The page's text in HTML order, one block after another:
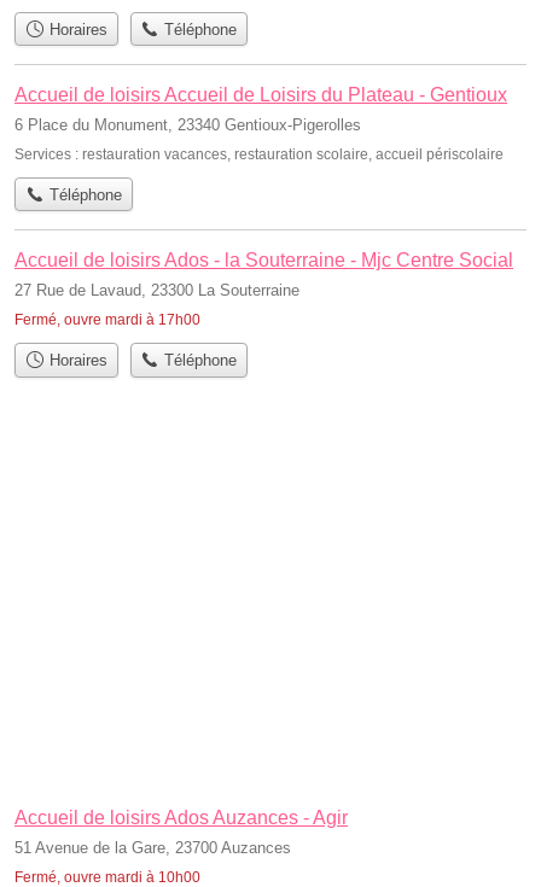
Horaires Téléphone
Accueil de loisirs Accueil de Loisirs du Plateau - Gentioux
6 Place du Monument, 23340 Gentioux-Pigerolles
Services : restauration vacances, restauration scolaire, accueil périscolaire
Téléphone
Accueil de loisirs Ados - la Souterraine - Mjc Centre Social
27 Rue de Lavaud, 23300 La Souterraine
Fermé, ouvre mardi à 17h00
Horaires Téléphone
Accueil de loisirs Ados Auzances - Agir
51 Avenue de la Gare, 23700 Auzances
Fermé, ouvre mardi à 10h00